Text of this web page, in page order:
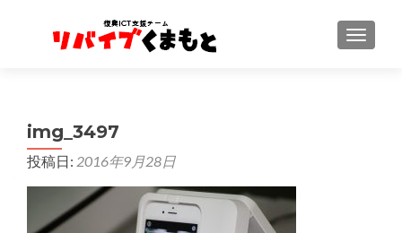
ナビゲ
img_3497
投稿日: 2016年9月28日